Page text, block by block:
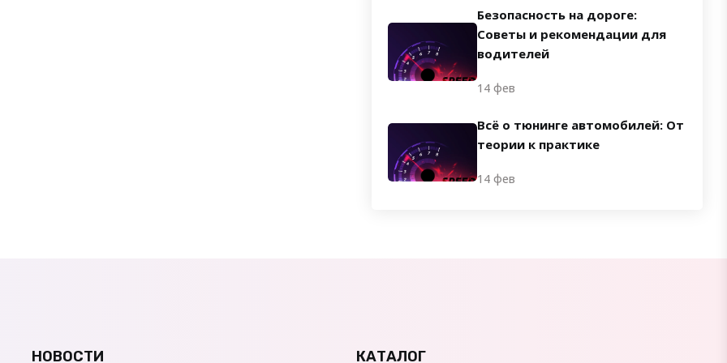
Безопасность на дороге:
Советы и рекомендации для
водителей
14 фев
Всё о тюнинге автомобилей: От
теории к практике
14 фев
НОВОСТИ КАТАЛОГ